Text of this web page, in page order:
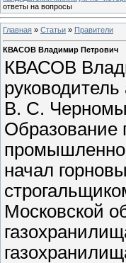
ответы на вопросы
Главная » Статьи » Правители
КВАСОВ Владимир Петрович
КВАСОВ
В. С.
Образование
начал
Московской